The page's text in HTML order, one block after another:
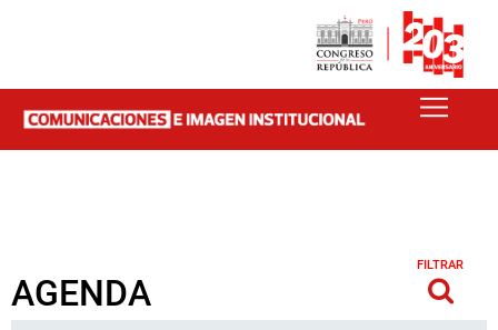
AGENDA
FILTRAR